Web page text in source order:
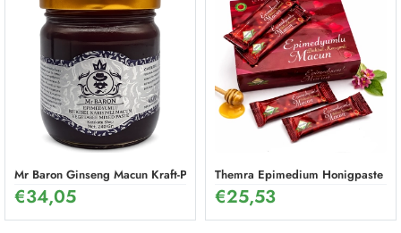
Mr Baron Ginseng Macun Kraft-Paste 240 g – Natürliches Potenzmittel
€34,05
Themra Epimedium Honigpaste
€25,53